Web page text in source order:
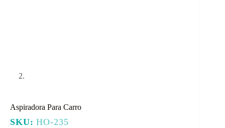
Aspiradora Para Carro
SKU:HO-235